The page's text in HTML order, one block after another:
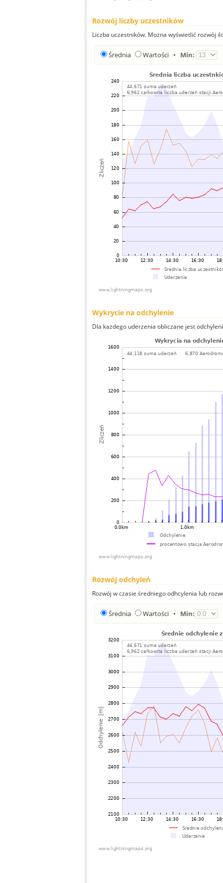
Rozwój liczby uczestników
Liczba uczestników. Można wyświetlić rozwój
Średnia Wartości • Min:
Wykrycie na odchylenie
Dla każdego uderzenia obliczane jest
Rozwój odchyleń
Rozwój w czasie średniego odhcylenia lub
Średnia Wartości • Min: